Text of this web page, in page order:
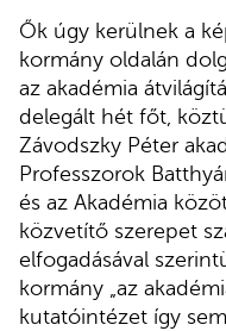
Ők úgy kerülnek a
kormány oldalán
az akadémia
delegált hét főt,
Závodszky Péter
Professzorok
és az Akadémia
közvetítő szerepet
elfogadásával
kormány „az
kutatóintézet így